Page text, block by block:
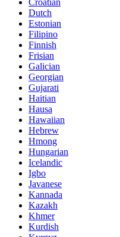
Croatian
Dutch
Estonian
Filipino
Finnish
Frisian
Galician
Georgian
Gujarati
Haitian
Hausa
Hawaiian
Hebrew
Hmong
Hungarian
Icelandic
Igbo
Javanese
Kannada
Kazakh
Khmer
Kurdish